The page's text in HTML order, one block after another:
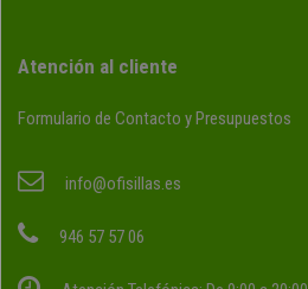
Atención al cliente
Formulario de Contacto y Presupuestos
info@ofisillas.es
946 57 57 06